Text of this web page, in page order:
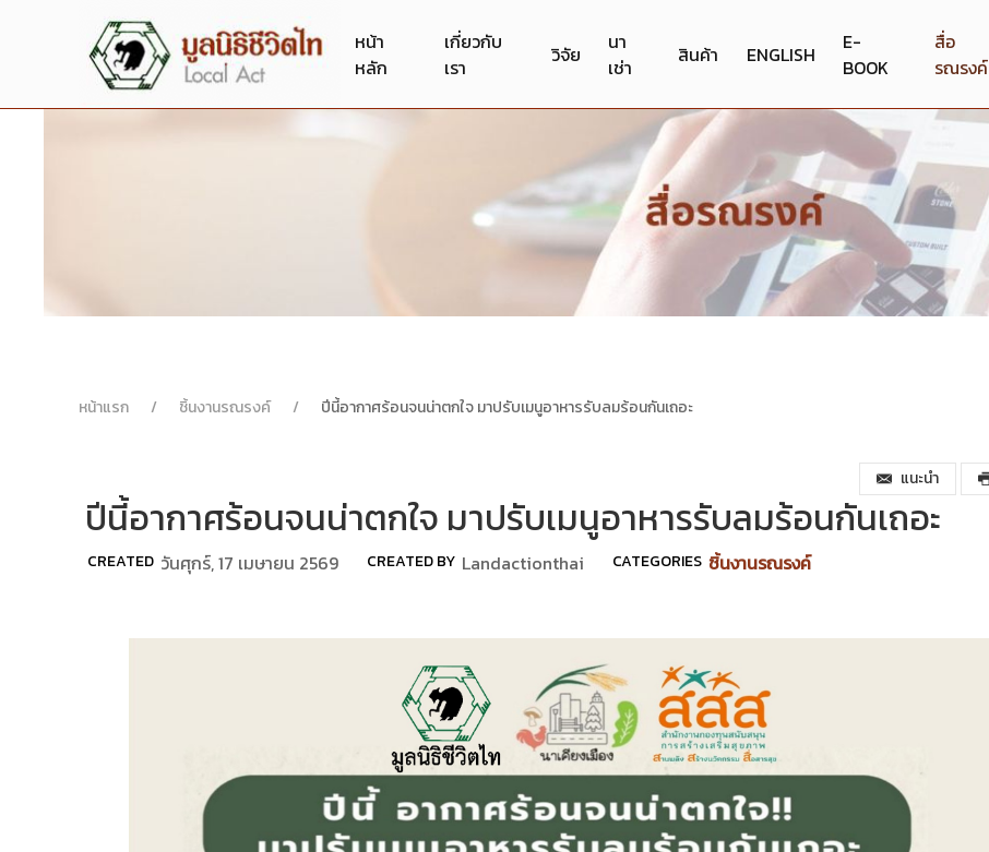
หน้า
หลัก
เกี่ยวกับ
เรา
วิจัย
นา
เช่า
สินค้า ENGLISH
E-
BOOK
สื่อ
รณรงค์
หน้าแรก ชิ้นงานรณรงค์ ปีนี้อากาศร้อนจนน่าตกใจ มาปรับเมนูอาหารรับลมร้อนกันเถอะ
แนะนำ
ปีนี้อากาศร้อนจนน่าตกใจ มาปรับเมนูอาหารรับลมร้อนกันเถอะ
CREATED วันศุกร์, 17 เมษายน 2569 CREATED BY Landactionthai CATEGORIES ชิ้นงานรณรงค์